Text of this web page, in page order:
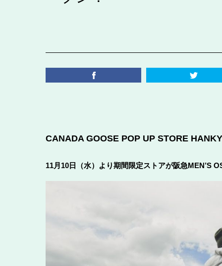
CANADA GOOSE POP UP STORE
11月10日（水）より期間限定ストアが阪急MEN’S